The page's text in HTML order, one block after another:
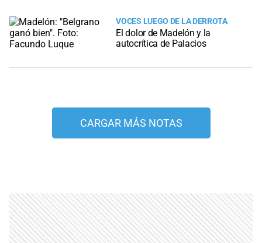
VOCES LUEGO DE LA DERROTA
El dolor de Madelón y la
autocrítica de Palacios
CARGAR MÁS NOTAS